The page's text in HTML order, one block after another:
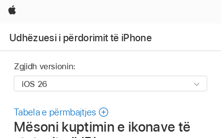
Apple
Udhëzuesi i përdorimit të iPhone
Zgjidh versionin:
Tabela e përmbajtjes
Mësoni kuptimin e ikonave të